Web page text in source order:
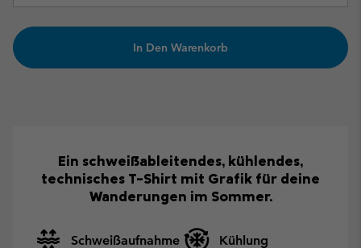
In Den Warenkorb
Ein schweißableitendes, kühlendes,
technisches T-Shirt mit Grafik für deine
Wanderungen im Sommer.
Schweißaufnahme Kühlung